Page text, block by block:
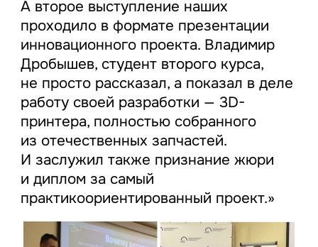
А второе выступление наших
проходило в формате презентации
инновационного проекта. Владимир
Дробышев, студент второго курса,
не просто рассказал, а показал в деле
работу своей разработки — 3D-
принтера, полностью собранного
из отечественных запчастей.
И заслужил также признание жюри
и диплом за самый
практикоориентированный проект.»